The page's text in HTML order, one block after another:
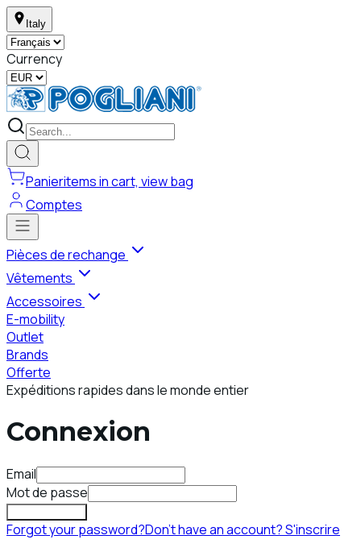
Italy
Currency
Panieritems in cart, view bag
Comptes
Pièces de rechange
Vêtements
Accessoires
E-mobility
Outlet
Brands
Offerte
Expéditions rapides dans le monde entier
Connexion
Email
Mot de passe
Forgot your password?Don't have an account? S'inscrire